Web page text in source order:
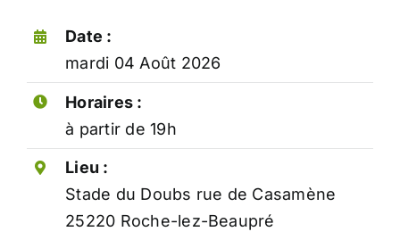
Date :
mardi 04 Août 2026
Horaires :
à partir de 19h
Lieu :
Stade du Doubs rue de Casamène
25220 Roche-lez-Beaupré
Maison Ages & Vie
Services médicaux
Présence verte
Agenda
La ludothèque
Transports en commun
Plan de la commune
Urbanisme
Collecte des déchets
Déchetterie
Numéros d’urgences
Liens utiles
Jumelage Santa Brigida
Les maires de la commune
Petites histoires de Roche
Arrêtés et réglements rochois
Etat civil
Bulletin municipal